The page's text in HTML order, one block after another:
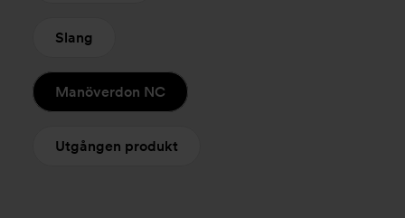
Slang
Manöverdon NC
Utgången produkt